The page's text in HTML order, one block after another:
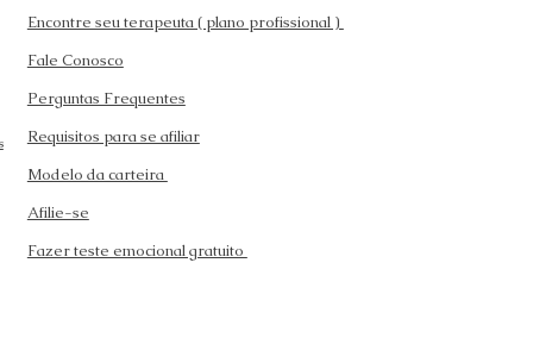
Encontre seu terapeuta ( plano profissional )
Fale Conosco
Perguntas Frequentes
Requisitos para se afiliar
Modelo da carteira
Afilie-se
Fazer teste emocional gratuito